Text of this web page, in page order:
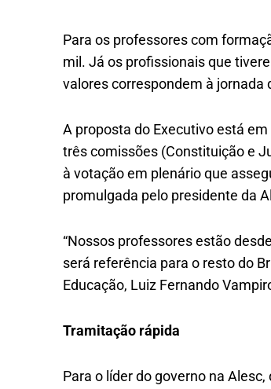
Para os professores com
mil. Já os profissionais que
valores correspondem à jornada
A proposta do Executivo está
três comissões (Constituição e
à votação em plenário que
promulgada pelo presidente da
“Nossos professores estão
será referência para o resto do
Educação, Luiz Fernando
Tramitação rápida
Para o líder do governo na